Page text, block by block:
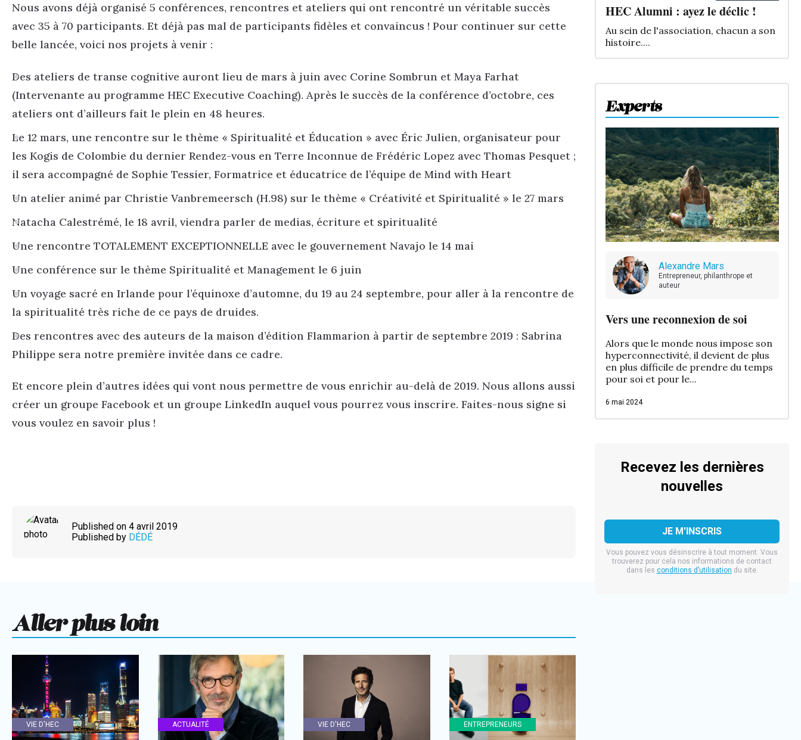
Nous avons déjà organisé 5 conférences, rencontres et ateliers qui ont rencontré un véritable succès
avec 35 à 70 participants. Et déjà pas mal de participants fidèles et convaincus ! Pour continuer sur cette
belle lancée, voici nos projets à venir :
Des ateliers de transe cognitive auront lieu de mars à juin avec Corine Sombrun et Maya Farhat
(Intervenante au programme HEC Executive Coaching). Après le succès de la conférence d’octobre, ces
ateliers ont d’ailleurs fait le plein en 48 heures.
Le 12 mars, une rencontre sur le thème « Spiritualité et Éducation » avec Éric Julien, organisateur pour
les Kogis de Colombie du dernier Rendez-vous en Terre Inconnue de Frédéric Lopez avec Thomas Pesquet ;
il sera accompagné de Sophie Tessier, Formatrice et éducatrice de l’équipe de Mind with Heart
Un atelier animé par Christie Vanbremeersch (H.98) sur le thème « Créativité et Spiritualité » le 27 mars
Natacha Calestrémé, le 18 avril, viendra parler de medias, écriture et spiritualité
Une rencontre TOTALEMENT EXCEPTIONNELLE avec le gouvernement Navajo le 14 mai
Une conférence sur le thème Spiritualité et Management le 6 juin
Un voyage sacré en Irlande pour l’équinoxe d’automne, du 19 au 24 septembre, pour aller à la rencontre de
la spiritualité très riche de ce pays de druides.
Des rencontres avec des auteurs de la maison d’édition Flammarion à partir de septembre 2019 : Sabrina
Philippe sera notre première invitée dans ce cadre.
Et encore plein d’autres idées qui vont nous permettre de vous enrichir au-delà de 2019. Nous allons aussi
créer un groupe Facebook et un groupe LinkedIn auquel vous pourrez vous inscrire. Faites-nous signe si
vous voulez en savoir plus !
Published on 4 avril 2019
Published by DÉDÉ
Aller plus loin
VIE D'HEC ACTUALITÉ VIE D'HEC ENTREPRENEURS
Experts
Alexandre Mars
Entrepreneur, philanthrope et
auteur
Vers une reconnexion de soi
Alors que le monde nous impose son
hyperconnectivité, il devient de plus
en plus difficile de prendre du temps
pour soi et pour le...
6 mai 2024
Recevez les dernières
nouvelles
Vous pouvez vous désinscrire à tout moment. Vous
trouverez pour cela nos informations de contact
dans les conditions d’utilisation du site.
HEC Alumni : ayez le déclic !
Au sein de l'association, chacun a son
histoire....